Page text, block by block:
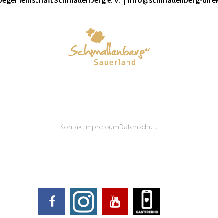
KontaktImpressumDatenschutz